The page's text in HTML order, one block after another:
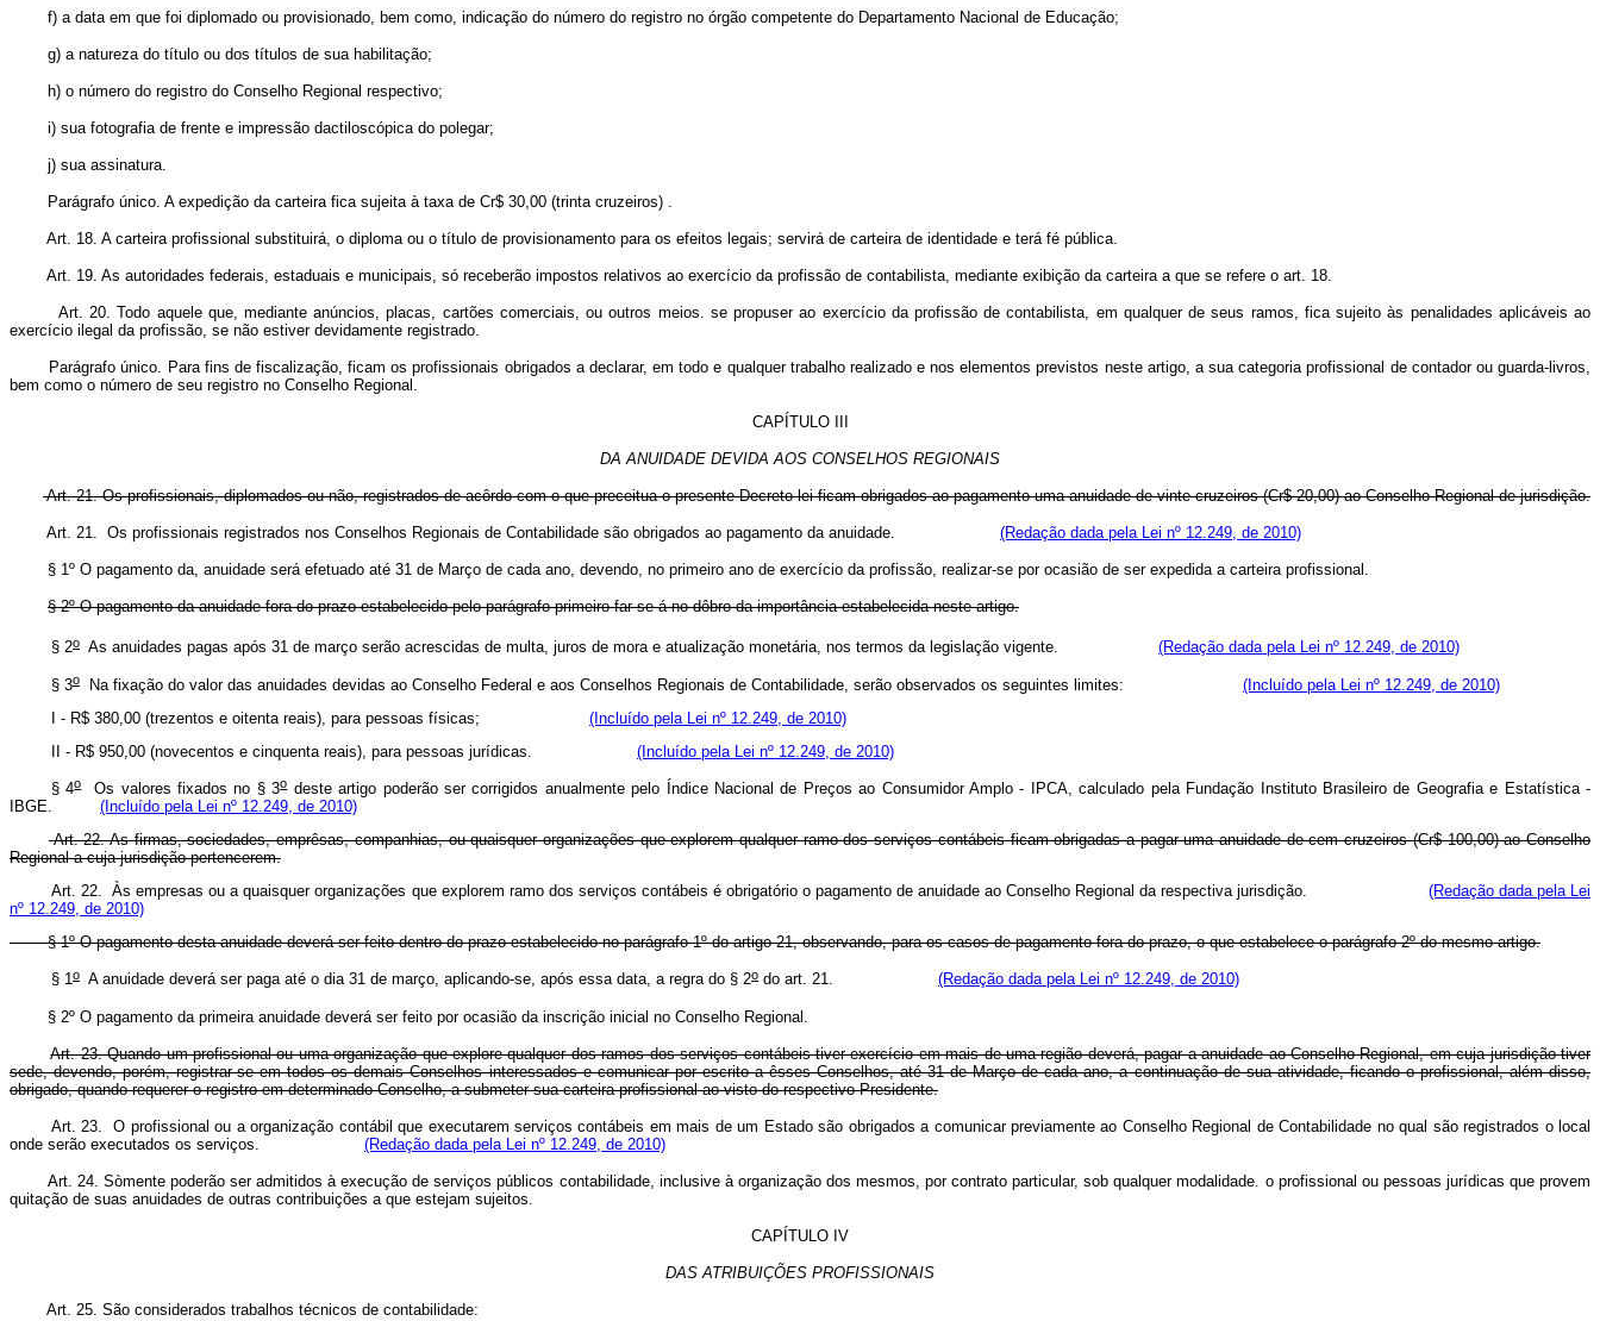
f) a data em que foi diplomado ou provisionado, bem como, indicação do número do registro no órgão competente do Departamento Nacional de Educação;
g) a natureza do título ou dos títulos de sua habilitação;
h) o número do registro do Conselho Regional respectivo;
i) sua fotografia de frente e impressão dactiloscópica do polegar;
j) sua assinatura.
Parágrafo único. A expedição da carteira fica sujeita à taxa de Cr$ 30,00 (trinta cruzeiros) .
Art. 18. A carteira profissional substituirá, o diploma ou o título de provisionamento para os efeitos legais; servirá de carteira de identidade e terá fé pública.
Art. 19. As autoridades federais, estaduais e municipais, só receberão impostos relativos ao exercício da profissão de contabilista, mediante exibição da carteira a que se refere o art. 18.
Art. 20. Todo aquele que, mediante anúncios, placas, cartões comerciais, ou outros meios. se propuser ao exercício da profissão de contabilista, em qualquer de seus ramos, fica sujeito às penalidades aplicáveis ao
exercício ilegal da profissão, se não estiver devidamente registrado.
Parágrafo único. Para fins de fiscalização, ficam os profissionais obrigados a declarar, em todo e qualquer trabalho realizado e nos elementos previstos neste artigo, a sua categoria profissional de contador ou guarda-livros,
bem como o número de seu registro no Conselho Regional.
CAPÍTULO III
DA ANUIDADE DEVIDA AOS CONSELHOS REGIONAIS
Art. 21. Os profissionais, diplomados ou não, registrados de acôrdo com o que preceitua o presente Decreto-lei ficam obrigados ao pagamento uma anuidade de vinte cruzeiros (Cr$ 20,00) ao Conselho Regional de jurisdição.
Art. 21. Os profissionais registrados nos Conselhos Regionais de Contabilidade são obrigados ao pagamento da anuidade. (Redação dada pela Lei nº 12.249, de 2010)
§ 1º O pagamento da, anuidade será efetuado até 31 de Março de cada ano, devendo, no primeiro ano de exercício da profissão, realizar-se por ocasião de ser expedida a carteira profissional.
§ 2º O pagamento da anuidade fora do prazo estabelecido pelo parágrafo primeiro far-se-á no dôbro da importância estabelecida neste artigo.
§ 2o As anuidades pagas após 31 de março serão acrescidas de multa, juros de mora e atualização monetária, nos termos da legislação vigente. (Redação dada pela Lei nº 12.249, de 2010)
§ 3o Na fixação do valor das anuidades devidas ao Conselho Federal e aos Conselhos Regionais de Contabilidade, serão observados os seguintes limites:
(Incluído pela Lei nº 12.249, de 2010)
I - R$ 380,00 (trezentos e oitenta reais), para pessoas físicas; (Incluído pela Lei nº 12.249, de 2010)
II - R$ 950,00 (novecentos e cinquenta reais), para pessoas jurídicas.
(Incluído pela Lei nº 12.249, de 2010)
§ 4oOs valores fixados no § 3odeste artigo poderão ser corrigidos anualmente pelo Índice Nacional de Preços ao Consumidor Amplo - IPCA, calculado pela Fundação Instituto Brasileiro de Geografia e Estatística -
IBGE. (Incluído pela Lei nº 12.249, de 2010)
Art. 22. As firmas, sociedades, emprêsas, companhias, ou quaisquer organizações que explorem qualquer ramo dos serviços contábeis ficam obrigadas a pagar uma anuidade de cem cruzeiros (Cr$ 100,00) ao Conselho
Regional a cuja jurisdição pertencerem.
Art. 22. Às empresas ou a quaisquer organizações que explorem ramo dos serviços contábeis é obrigatório o pagamento de anuidade ao Conselho Regional da respectiva jurisdição. (Redação dada pela Lei
nº 12.249, de 2010)
§ 1º O pagamento desta anuidade deverá ser feito dentro do prazo estabelecido no parágrafo 1º do artigo 21, observando, para os casos de pagamento fora do prazo, o que estabelece o parágrafo 2º do mesmo artigo.
§ 1o A anuidade deverá ser paga até o dia 31 de março, aplicando-se, após essa data, a regra do § 2o do art. 21. (Redação dada pela Lei nº 12.249, de 2010)
§ 2º O pagamento da primeira anuidade deverá ser feito por ocasião da inscrição inicial no Conselho Regional.
Art. 23. Quando um profissional ou uma organização que explore qualquer dos ramos dos serviços contábeis tiver exercício em mais de uma região deverá, pagar a anuidade ao Conselho Regional, em cuja jurisdição tiver
sede, devendo, porém, registrar-se em todos os demais Conselhos interessados e comunicar por escrito a êsses Conselhos, até 31 de Março de cada ano, a continuação de sua atividade, ficando o profissional, além disso,
obrigado, quando requerer o registro em determinado Conselho, a submeter sua carteira profissional ao visto do respectivo Presidente.
Art. 23. O profissional ou a organização contábil que executarem serviços contábeis em mais de um Estado são obrigados a comunicar previamente ao Conselho Regional de Contabilidade no qual são registrados o local
onde serão executados os serviços. (Redação dada pela Lei nº 12.249, de 2010)
Art. 24. Sòmente poderão ser admitidos à execução de serviços públicos contabilidade, inclusive à organização dos mesmos, por contrato particular, sob qualquer modalidade. o profissional ou pessoas jurídicas que provem
quitação de suas anuidades de outras contribuições a que estejam sujeitos.
CAPÍTULO IV
DAS ATRIBUIÇÕES PROFISSIONAIS
Art. 25. São considerados trabalhos técnicos de contabilidade: